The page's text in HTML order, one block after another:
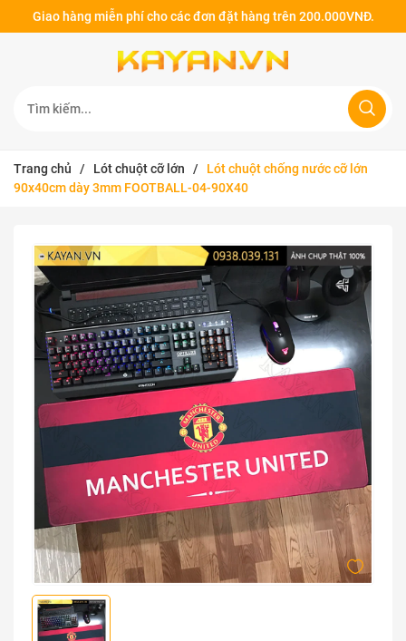
Giao hàng miễn phí cho các đơn đặt hàng trên 200.000VNĐ.
Trang chủ / Lót chuột cỡ lớn /
Lót chuột chống nước cỡ lớn
90x40cm dày 3mm FOOTBALL-04-90X40